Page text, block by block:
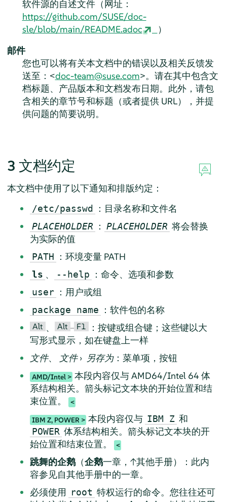
软件源的自述文件（网址：
https://github.com/SUSE/doc-
sle/blob/main/README.adoc
）
邮件
您也可以将有关本文档中的错误以及相关反馈发
送至：<doc-team@suse.com>。请在其中包含文
档标题、产品版本和文档发布日期。此外，请包
含相关的章节号和标题（或者提供 URL），并提
供问题的简要说明。
3 文档约定
本文档中使用了以下通知和排版约定：
/etc/passwd ：目录名称和文件名
PLACEHOLDER ： PLACEHOLDER 将会替换
为实际的值
PATH ：环境变量 PATH
ls 、 --help ：命令、选项和参数
user ：用户或组
package name ：软件包的名称
Alt 、 Alt – F1
：按键或组合键；这些键以大
写形式显示，如在键盘上一样
文件、 文件› 另存为：菜单项，按钮
AMD/Intel
本段内容仅与 AMD64/Intel 64 体
系结构相关。箭头标记文本块的开始位置和结
束位置。
IBM Z, POWER 本段内容仅与 IBM Z 和
POWER 体系结构相关。箭头标记文本块的开
始位置和结束位置。
跳舞的企鹅（企鹅一章，↑其他手册）：此内
容参见自其他手册中的一章。
必须使用
root 特权运行的命令。您往往还可